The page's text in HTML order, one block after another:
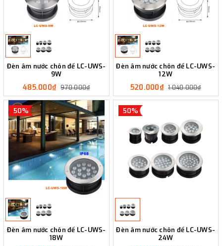
Đèn âm nước chôn đế LC-UWS-
9W
485.000₫ 970.000₫
Đèn âm nước chôn đế LC-UWS-
12W
520.000₫ 1.040.000₫
50%
Đèn âm nước chôn đế LC-UWS-
18W
50%
Đèn âm nước chôn đế LC-UWS-
24W